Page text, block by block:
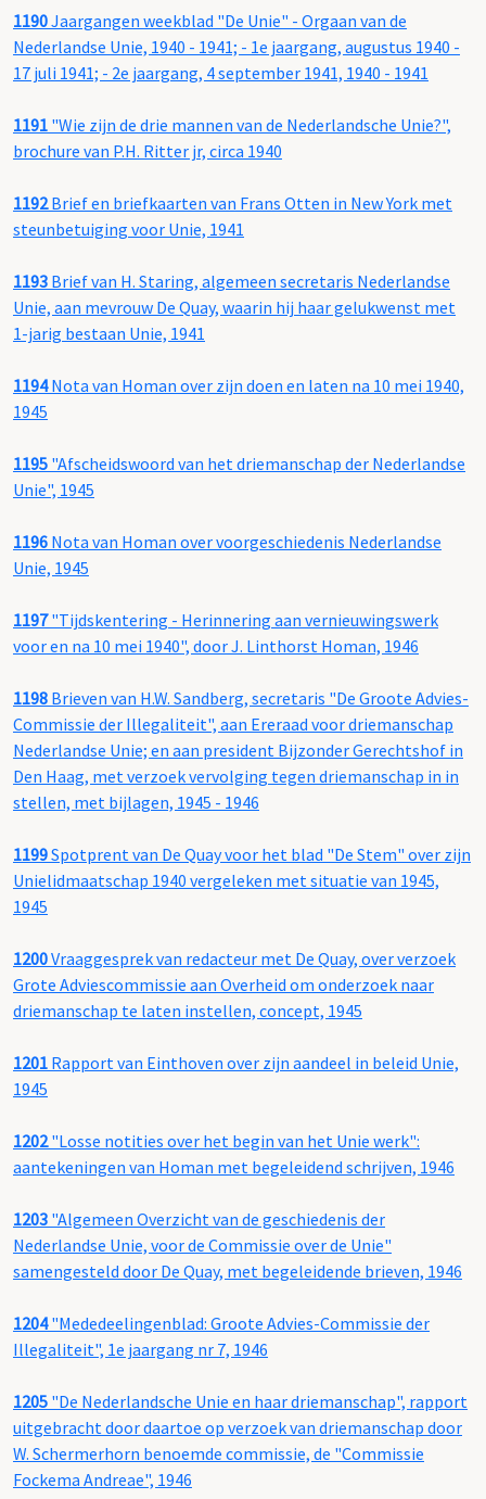
1190Jaargangen weekblad "De Unie" - Orgaan van de
Nederlandse Unie, 1940 - 1941; - 1e jaargang, augustus 1940 -
17 juli 1941; - 2e jaargang, 4 september 1941, 1940 - 1941
1191 "Wie zijn de drie mannen van de Nederlandsche Unie?",
brochure van P.H. Ritter jr, circa 1940
1192Brief en briefkaarten van Frans Otten in New York met
steunbetuiging voor Unie, 1941
1193 Brief van H. Staring, algemeen secretaris Nederlandse
Unie, aan mevrouw De Quay, waarin hij haar gelukwenst met
1-jarig bestaan Unie, 1941
1194Nota van Homan over zijn doen en laten na 10 mei 1940,
1945
1195 "Afscheidswoord van het driemanschap der Nederlandse
Unie", 1945
1196 Nota van Homan over voorgeschiedenis Nederlandse
Unie, 1945
1197"Tijdskentering - Herinnering aan vernieuwingswerk
voor en na 10 mei 1940", door J. Linthorst Homan, 1946
1198 Brieven van H.W. Sandberg, secretaris "De Groote Advies-
Commissie der Illegaliteit", aan Ereraad voor driemanschap
Nederlandse Unie; en aan president Bijzonder Gerechtshof in
Den Haag, met verzoek vervolging tegen driemanschap in in
stellen, met bijlagen, 1945 - 1946
1199Spotprent van De Quay voor het blad "De Stem" over zijn
Unielidmaatschap 1940 vergeleken met situatie van 1945,
1945
1200Vraaggesprek van redacteur met De Quay, over verzoek
Grote Adviescommissie aan Overheid om onderzoek naar
driemanschap te laten instellen, concept, 1945
1201 Rapport van Einthoven over zijn aandeel in beleid Unie,
1945
1202"Losse notities over het begin van het Unie werk":
aantekeningen van Homan met begeleidend schrijven, 1946
1203 "Algemeen Overzicht van de geschiedenis der
Nederlandse Unie, voor de Commissie over de Unie"
samengesteld door De Quay, met begeleidende brieven, 1946
1204"Mededeelingenblad: Groote Advies-Commissie der
Illegaliteit", 1e jaargang nr 7, 1946
1205 "De Nederlandsche Unie en haar driemanschap", rapport
uitgebracht door daartoe op verzoek van driemanschap door
W. Schermerhorn benoemde commissie, de "Commissie
Fockema Andreae", 1946